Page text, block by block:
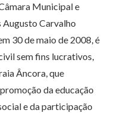
Municipal e
Carvalho
30 de maio de 2008, é
sem fins lucrativos,
Âncora, que
da educação
e da participação